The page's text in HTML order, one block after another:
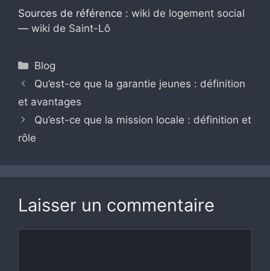
Sources de référence : wiki de logement social
— wiki de Saint-Lô
Catégories
Blog
Qu’est-ce que la garantie jeunes : définition
et avantages
Qu’est-ce que la mission locale : définition et
rôle
Laisser un commentaire